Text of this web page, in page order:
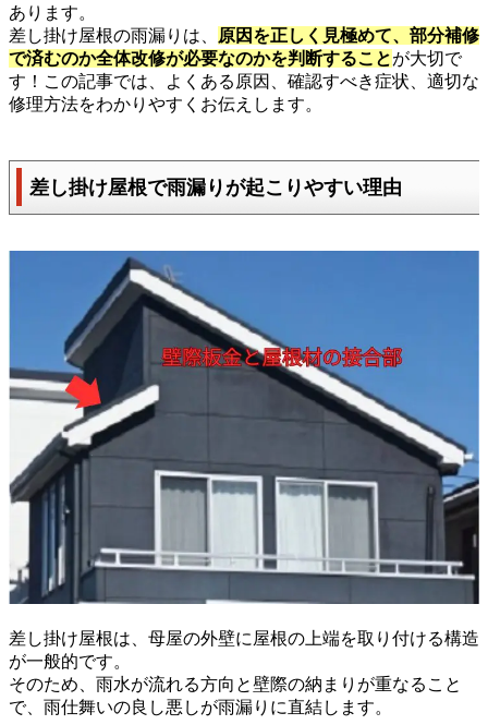
あります。
差し掛け屋根の雨漏りは、
原因を正しく見極めて、部分補修
で済むのか全体改修が必要なのかを判断することが大切で
す！この記事では、よくある原因、確認すべき症状、適切な
修理方法をわかりやすくお伝えします。
差し掛け屋根で雨漏りが起こりやすい理由
差し掛け屋根は、母屋の外壁に屋根の上端を取り付ける構造
が一般的です。
そのため、雨水が流れる方向と壁際の納まりが重なること
で、雨仕舞いの良し悪しが雨漏りに直結します。